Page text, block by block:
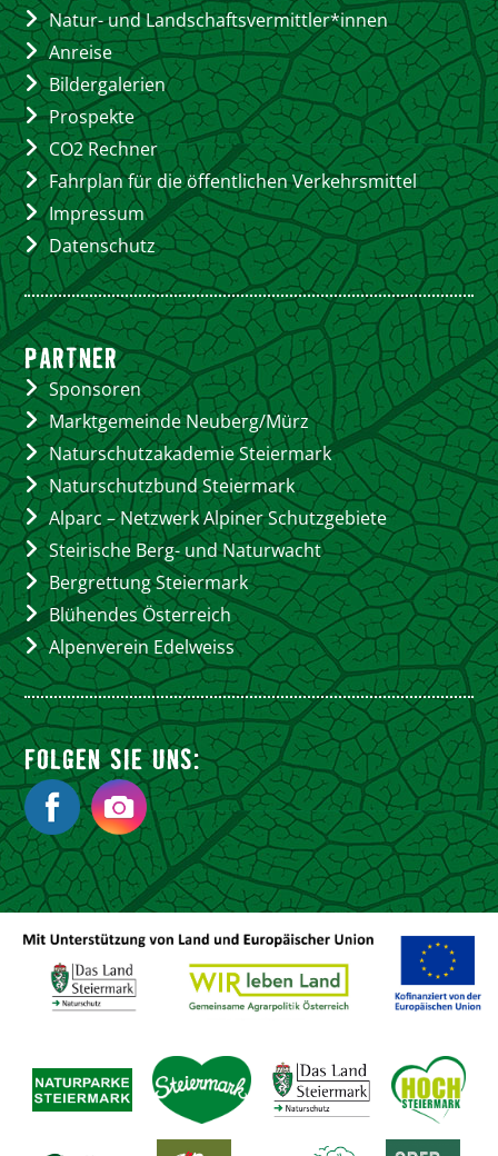
Natur- und Landschaftsvermittler*innen
Anreise
Bildergalerien
Prospekte
CO2 Rechner
Fahrplan für die öffentlichen Verkehrsmittel
Impressum
Datenschutz
PARTNER
Sponsoren
Marktgemeinde Neuberg/Mürz
Naturschutzakademie Steiermark
Naturschutzbund Steiermark
Alparc – Netzwerk Alpiner Schutzgebiete
Steirische Berg- und Naturwacht
Bergrettung Steiermark
Blühendes Österreich
Alpenverein Edelweiss
FOLGEN SIE UNS: